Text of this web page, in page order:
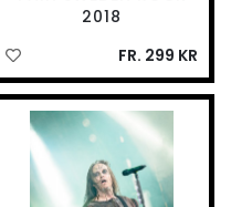
2018
FR. 299 KR